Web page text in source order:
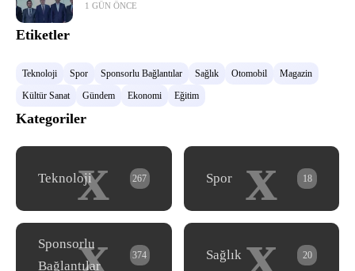
1 GÜN ÖNCE
Etiketler
Teknoloji Spor Sponsorlu Bağlantılar Sağlık Otomobil
Magazin
Kültür Sanat
Gündem Ekonomi Eğitim
Kategoriler
x
Teknoloji 267 x
Spor 18
x
Sponsorlu
Bağlantılar
374 x
Sağlık 20